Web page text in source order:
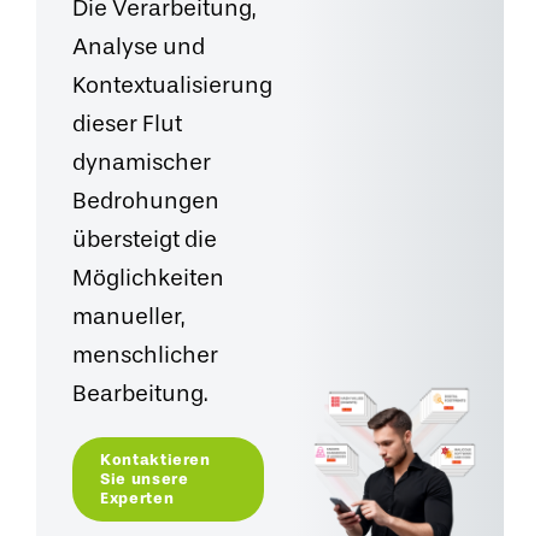
Die Verarbeitung,
Analyse und
Kontextualisierung
dieser Flut
dynamischer
Bedrohungen
übersteigt die
Möglichkeiten
manueller,
menschlicher
Bearbeitung.
Kontaktieren
Sie unsere
Experten